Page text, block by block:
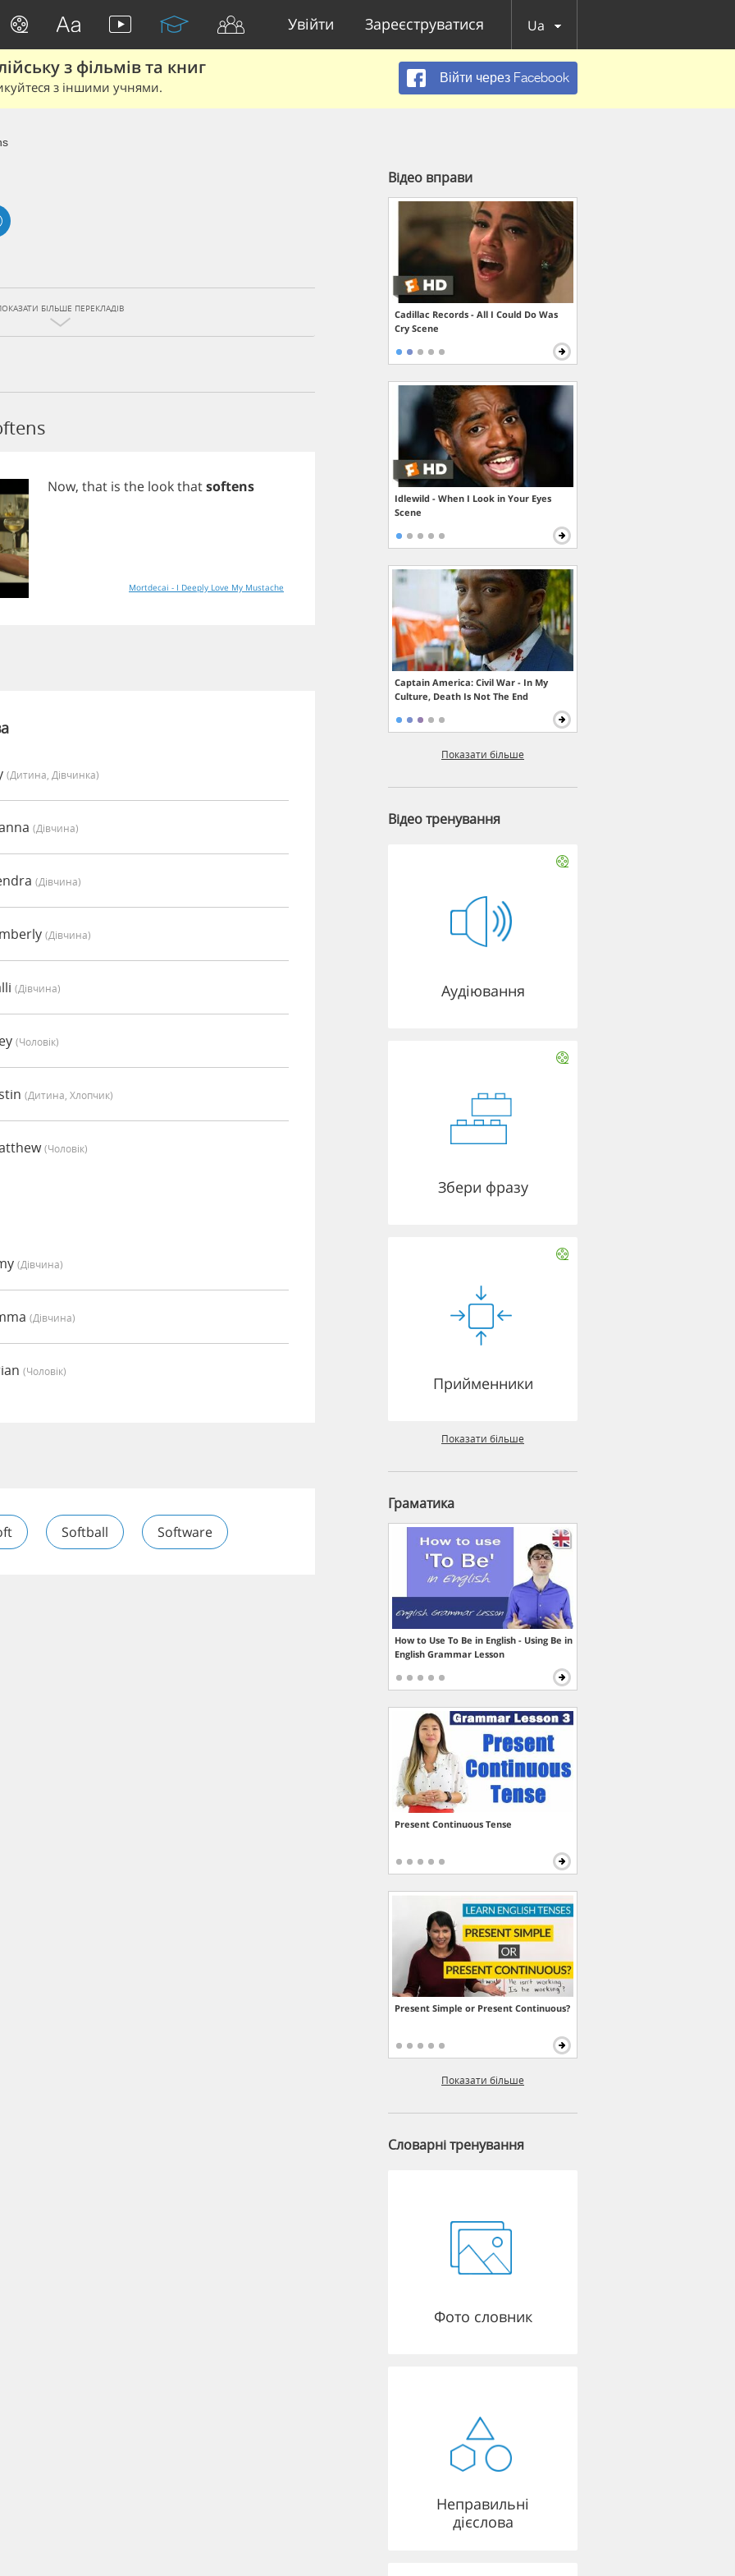
Увійти Зареєструватися Ua
з фільмів та книг
з іншими учнями.
Війти через Facebook
БІЛЬШЕ ПЕРЕКЛАДІВ
Now, that is the lookthatsoftens
Mortdecai - I Deeply Love My Mustache
(дитина, Дівчинка)
(дівчина)
(дівчина)
(дівчина)
(дівчина)
(чоловік)
(дитина, Хлопчик)
(чоловік)
(дівчина)
(дівчина)
(чоловік)
Softball Software
Відео вправи
Cadillac Records - All I Could Do Was
Cry Scene
Idlewild - When I Look in Your Eyes
Scene
Captain America: Civil War - In My
Culture, Death Is Not The End
Показати більше
Відео тренування
Аудіювання
Збери фразу
Прийменники
Показати більше
Граматика
How to Use To Be in English - Using Be in
English Grammar Lesson
Present Continuous Tense
Present Simple or Present Continuous?
Показати більше
Словарні тренування
Фото словник
Неправильні
дієслова